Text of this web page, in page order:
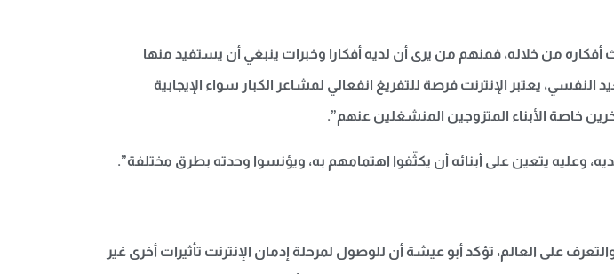
أفكاره من خلاله، فمنهم من يرى أن لديه أفكارا وخبرات ينبغي أن يستفيد منها
يعتبر الإنترنت فرصة للتفريغ انفعالي لمشاعر الكبار سواء الإيجابية
خاصة الأبناء المتزوجين المنشغلين عنهم”.
وعليه يتعين على أبنائه أن يكثّفوا اهتمامهم به، ويؤنسوا وحدته بطرق مختلفة”.
على العالم، تؤكد أبو عيشة أن للوصول لمرحلة إدمان الإنترنت تأثيرات أخرى غير